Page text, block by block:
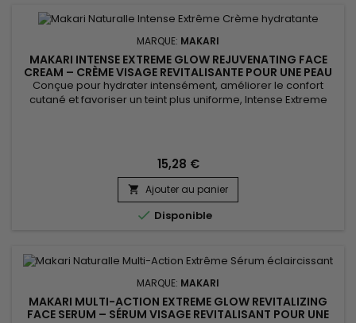
MARQUE: MAKARI
MAKARI INTENSE EXTREME GLOW REJUVENATING FACE
CREAM – CRÈME VISAGE REVITALISANTE POUR UNE PEAU
DOUCE ET RAYONNANTE
Conçue pour hydrater intensément, améliorer le confort
cutané et favoriser un teint plus uniforme, Intense Extreme
vitamine C, les extraits de réglisse, de racine de mûrier et de
Prunus...
15,28 €
 Ajouter au panier
 Disponible
MARQUE: MAKARI
MAKARI MULTI-ACTION EXTREME GLOW REVITALIZING
FACE SERUM – SÉRUM VISAGE REVITALISANT POUR UNE